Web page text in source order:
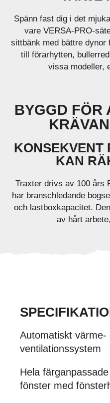
Spänn fast dig i det
vare VERSA-PRO-
sittbänk med bättre dynor
till förarhytten,
vissa modeller,
BYGGD FÖR
KONSEKVENT
KAN
Traxter drivs av 100 års
har branschledande
och lastboxkapacitet.
av hårt
Automatiskt värme-
ventilationssystem
Hela
fönster med